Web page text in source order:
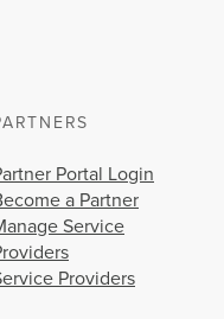
Portal Login
a Partner
Service
Providers